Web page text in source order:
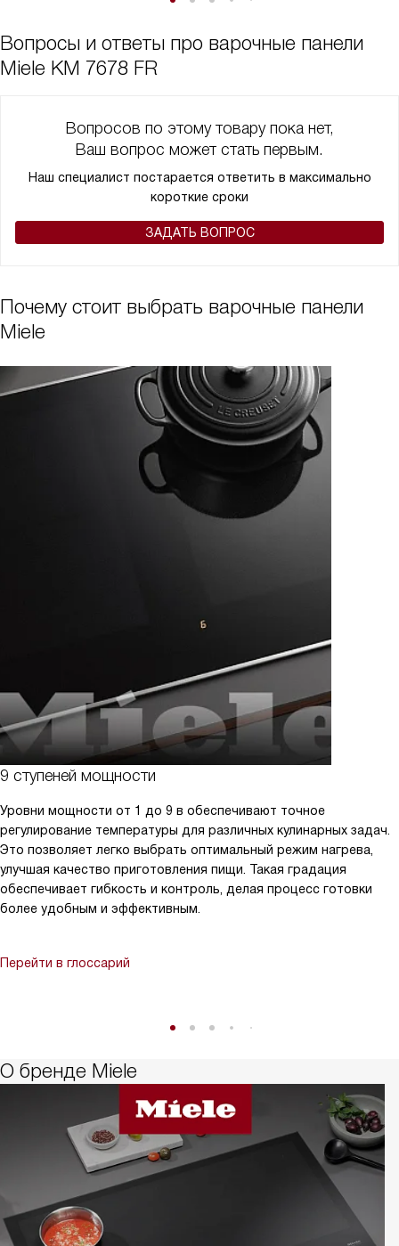
Вопросы и ответы про варочные панели
Miele KM 7678 FR
Вопросов по этому товару пока нет,
Ваш вопрос может стать первым.
Наш специалист постарается ответить в максимально
короткие сроки
ЗАДАТЬ ВОПРОС
Почему стоит выбрать варочные панели
Miele
9 ступеней мощности
Уровни мощности от 1 до 9 в обеспечивают точное
регулирование температуры для различных кулинарных задач.
Это позволяет легко выбрать оптимальный режим нагрева,
улучшая качество приготовления пищи. Такая градация
обеспечивает гибкость и контроль, делая процесс готовки
более удобным и эффективным.
Перейти в глоссарий
О бренде Miele